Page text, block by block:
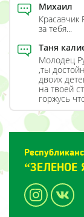
Михаил
Красавчик
за тебя...
Таня
Молодец
,ты
двоих
на твоей
горжусь
“ЗЕЛЕНОЕ